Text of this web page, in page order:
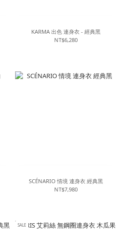
KARMA 出色 連身衣 - 經典黑
NT$6,280
SCÉNARIO 情境 連身衣 經典黑
NT$7,980
SALE